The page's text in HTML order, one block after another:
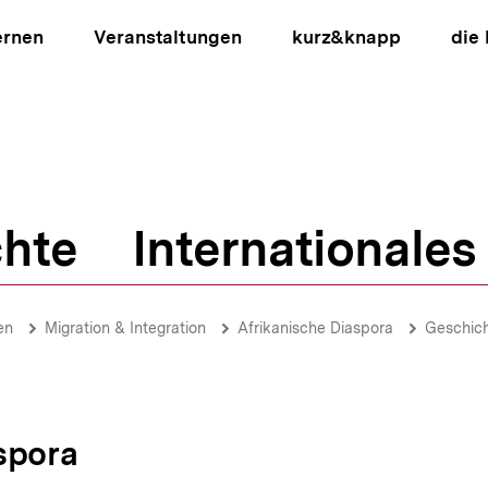
Veranstaltungen kurz&knapp die
Internationales
Migration & Integration Afrikanische Diaspora